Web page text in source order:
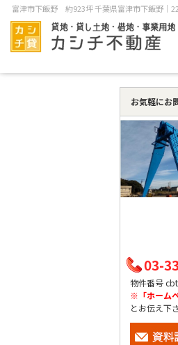
お気軽にお
03-
物件番号
※「ホーム
とお伝え下